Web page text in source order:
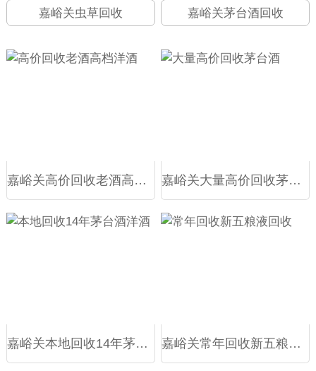
嘉峪关虫草回收 嘉峪关茅台酒回收
嘉峪关高价回收老酒高档洋酒 嘉峪关大量高价回收茅台酒
嘉峪关本地回收14年茅台酒洋酒 嘉峪关常年回收新五粮液回收